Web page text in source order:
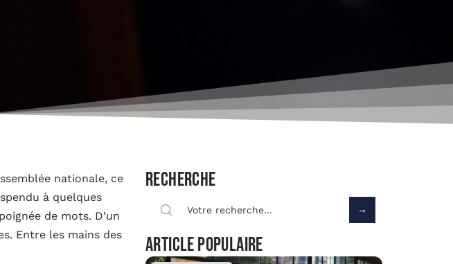
nationale, ce
à quelques
de mots. D’un
Entre les mains des
Recherche
Article populaire